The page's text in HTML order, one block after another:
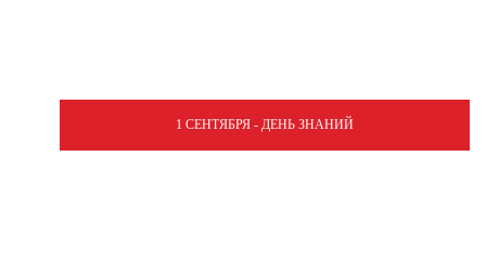
1 СЕНТЯБРЯ - ДЕНЬ ЗНАНИЙ